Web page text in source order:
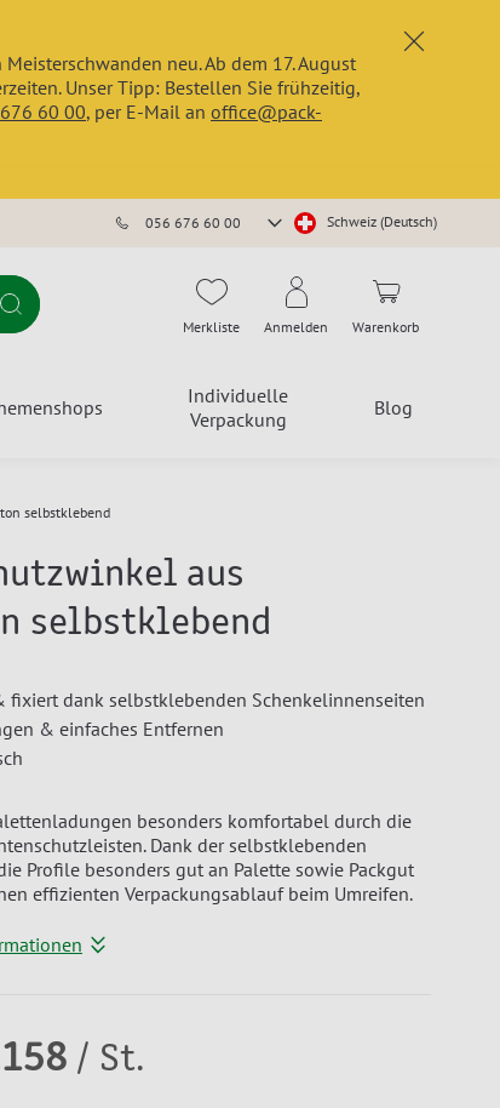
x
neu. Ab dem 17. August
Unser Tipp: Bestellen Sie frühzeitig,
60 00, per E-Mail an office@pack-
056 676 60 00
Store
Schweiz (Deutsch)
Suche Merkliste Anmelden Warenkorb
Individuelle
Verpackung
Blog
selbstklebend
aus
selbstklebend
fixiert dank selbstklebenden Schenkelinnenseiten
& einfaches Entfernen
besonders komfortabel durch die
Dank der selbstklebenden
Profile besonders gut an Palette sowie Packgut
effizienten Verpackungsablauf beim Umreifen.
/ St.